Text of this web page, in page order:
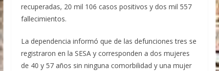
recuperadas, 20 mil 106 casos positivos y dos mil 557
fallecimientos.
La dependencia informó que de las defunciones tres se
registraron en la SESA y corresponden a dos mujeres
de 40 y 57 años sin ninguna comorbilidad y una mujer